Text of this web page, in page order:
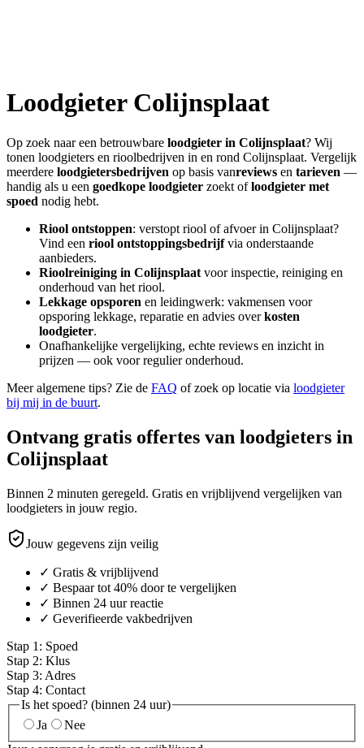
Loodgieter Colijnsplaat
Op zoek naar een betrouwbare loodgieter in Colijnsplaat? Wij
tonen loodgieters en rioolbedrijven in en rond Colijnsplaat. Vergelijk
meerdere loodgietersbedrijven op basis vanreviews en tarieven —
handig als u een goedkope loodgieter zoekt ofloodgieter met
spoed nodig hebt.
Riool ontstoppen: verstopt riool of afvoer in Colijnsplaat?
Vind een riool ontstoppingsbedrijfvia onderstaande
aanbieders.
Rioolreiniging in Colijnsplaat voor inspectie, reiniging en
onderhoud van het riool.
Lekkage opsporen en leidingwerk: vakmensen voor
opsporing lekkage, reparatie en advies overkosten
loodgieter.
Onafhankelijke vergelijking, echte reviews en inzicht in
prijzen — ook voor regulier onderhoud.
Meer algemene tips? Zie de FAQ of zoek op locatie via loodgieter
bij mij in de buurt.
Ontvang gratis offertes van loodgieters in
Colijnsplaat
Binnen 2 minuten geregeld. Gratis en vrijblijvend vergelijken van
loodgieters in jouw regio.
Jouw gegevens zijn veilig
✓ Gratis & vrijblijvend
✓ Bespaar tot 40% door te vergelijken
✓ Binnen 24 uur reactie
✓ Geverifieerde vakbedrijven
Stap 1 : Spoed
Stap 2: Klus
Stap 3: Adres
Stap 4: Contact
Is het spoed? (binnen 24 uur)
Ja
Nee